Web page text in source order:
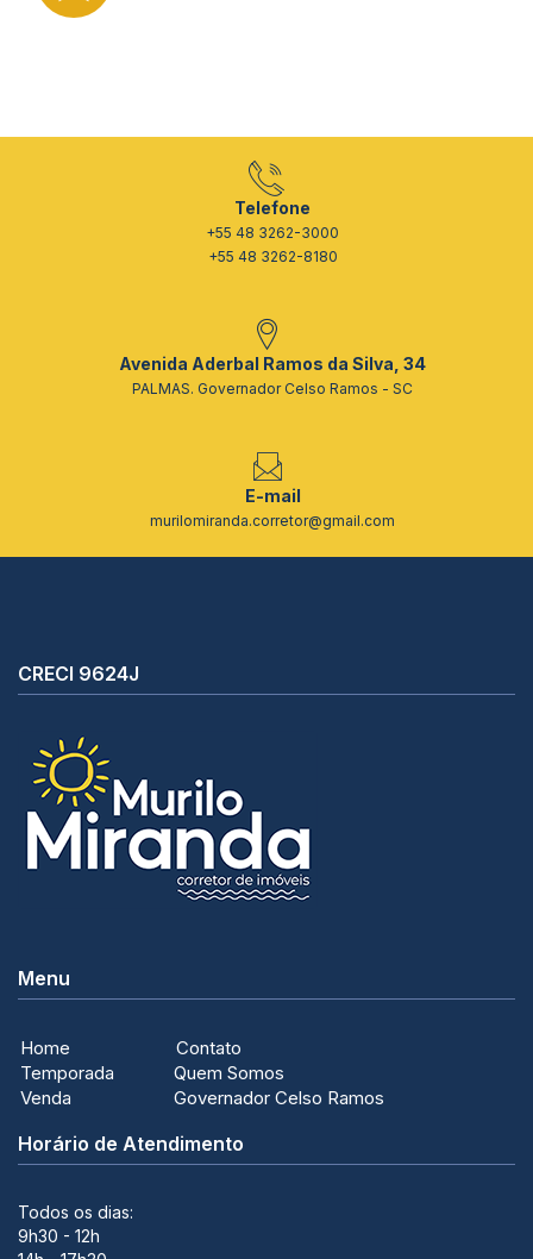
Telefone
+55 48 3262-3000
+55 48 3262-8180
Avenida Aderbal Ramos da Silva, 34
PALMAS. Governador Celso Ramos - SC
E-mail
murilomiranda.corretor@gmail.com
CRECI 9624J
Menu
Home
Temporada
Venda
Contato
Quem Somos
Governador Celso Ramos
Horário de Atendimento
Todos os dias:
9h30 - 12h